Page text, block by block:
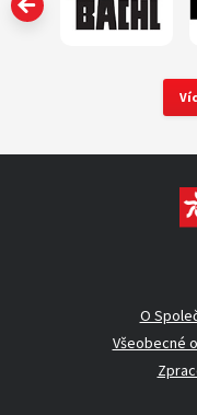
O
Všeobecné